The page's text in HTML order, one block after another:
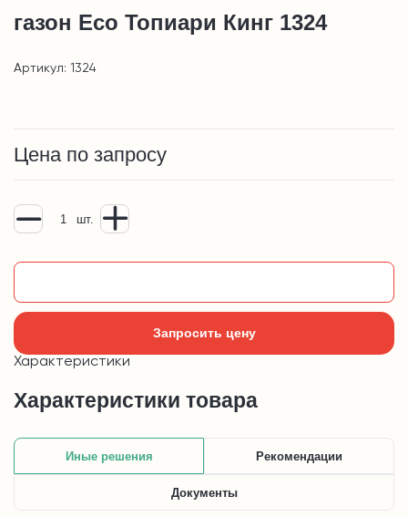
газон Eco Топиари Кинг 1324
Артикул: 1324
Цена по запросу
шт.
Запросить цену
Характеристики
Характеристики товара
Иные решения Рекомендации
Документы